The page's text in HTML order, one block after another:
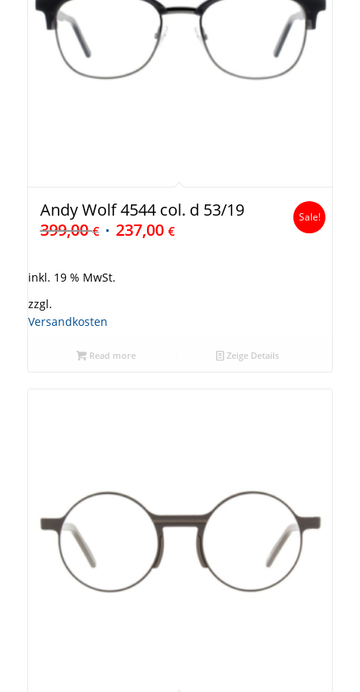
Andy Wolf 4544 col. d 53/19
399,00€ 237,00 €
Sale!
inkl. 19 % MwSt.
zzgl.
Versandkosten
Read more Zeige Details